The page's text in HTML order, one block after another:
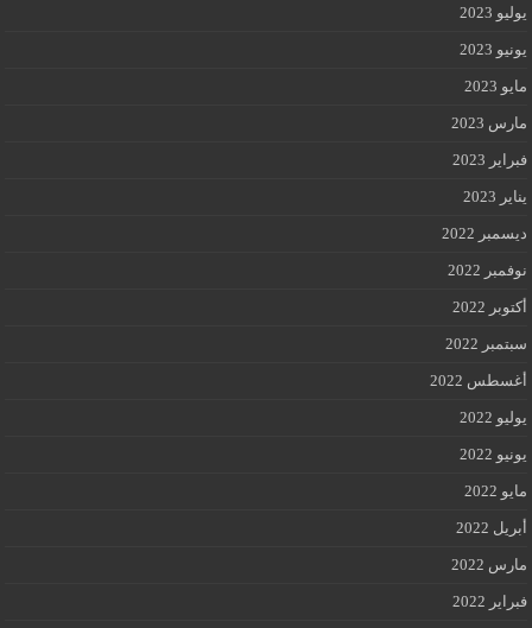
يوليو 2023
يونيو 2023
مايو 2023
مارس 2023
فبراير 2023
يناير 2023
ديسمبر 2022
نوفمبر 2022
أكتوبر 2022
سبتمبر 2022
أغسطس 2022
يوليو 2022
يونيو 2022
مايو 2022
أبريل 2022
مارس 2022
فبراير 2022